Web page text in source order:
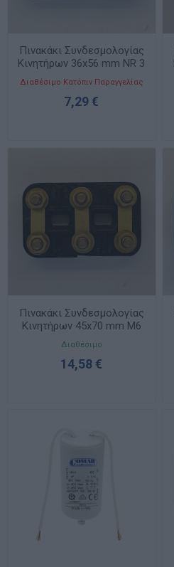
Πινακάκι Συνδεσμολογίας
Κινητήρων 36x56 mm NR 3
2
Διαθέσιμο Κατόπιν Παραγγελίας
7,29 €
Πινακάκι Συνδεσμολογίας
Κινητήρων 45x70 mm M6
NR 4
Διαθέσιμο
14,58 €